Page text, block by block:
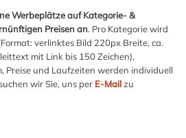
Werbeplätze auf Kategorie- &
Preisen an. Pro Kategorie wird
verlinktes Bild 220px Breite, ca.
mit Link bis 150 Zeichen),
Preise und Laufzeiten werden individuell
wir Sie, uns per E-Mailzu